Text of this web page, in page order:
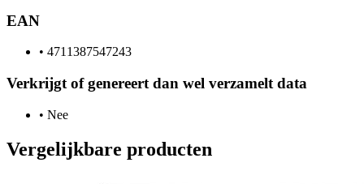
EAN
• 4711387547243
Verkrijgt of genereert dan wel verzamelt data
• Nee
Vergelijkbare producten